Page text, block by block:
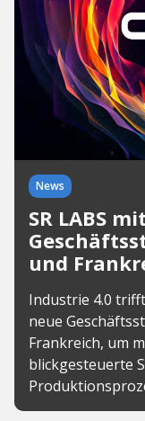
News
SR LABS
und
Industrie 4.0
neue
Frankreich, um
blickgesteuerte